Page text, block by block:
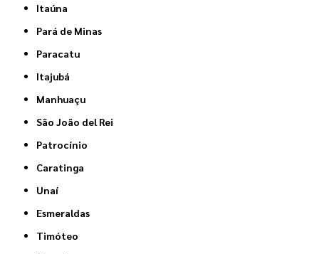
Itaúna
Pará de Minas
Paracatu
Itajubá
Manhuaçu
São João del Rei
Patrocínio
Caratinga
Unaí
Esmeraldas
Timóteo